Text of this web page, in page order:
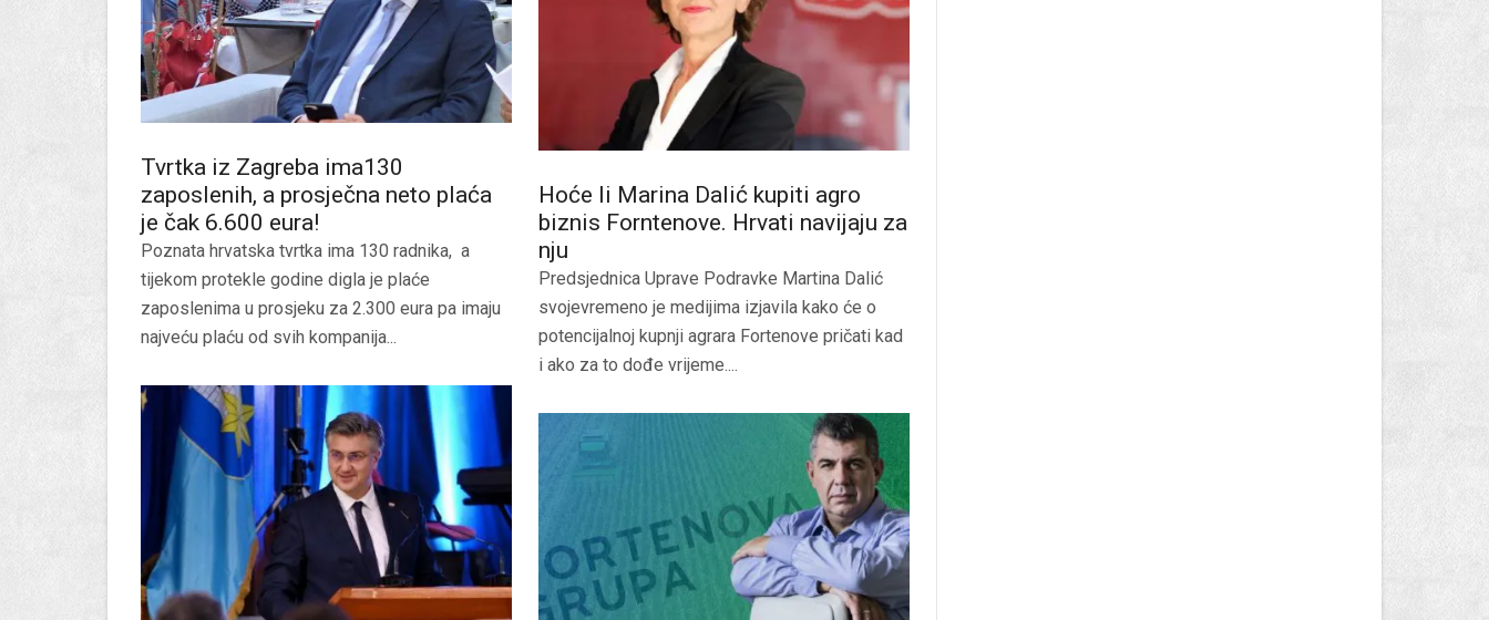
Tvrtka iz Zagreba ima130
zaposlenih, a prosječna neto plaća
je čak 6.600 eura!
Poznata hrvatska tvrtka ima 130 radnika, a
tijekom protekle godine digla je plaće
zaposlenima u prosjeku za 2.300 eura pa imaju
najveću plaću od svih kompanija...
Hoće li Marina Dalić kupiti agro
biznis Forntenove. Hrvati navijaju za
nju
Predsjednica Uprave Podravke Martina Dalić
svojevremeno je medijima izjavila kako će o
potencijalnoj kupnji agrara Fortenove pričati kad
i ako za to dođe vrijeme....